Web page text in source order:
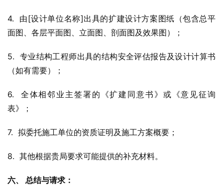
4.  由[设计单位名称]出具的扩建设计方案图纸（包含总平
面图、各层平面图、立面图、剖面图及效果图）；
5.  专业结构工程师出具的结构安全评估报告及设计计算书
（如有需要）；
6.  全体相邻业主签署的《扩建同意书》或《意见征询
表》；
7.  拟委托施工单位的资质证明及施工方案概要；
8.  其他根据贵局要求可能提供的补充材料。
六、 总结与请求：